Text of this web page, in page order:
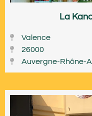
La
Valence
26000
Auvergne-Rhône-